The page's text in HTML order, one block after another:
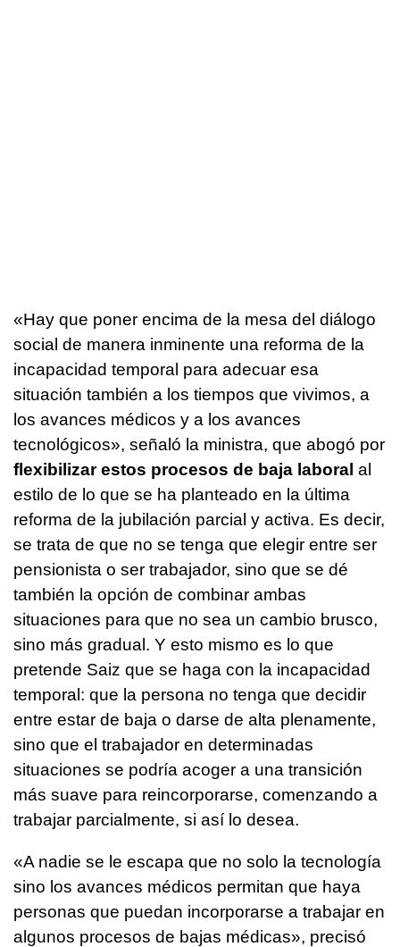
«Hay que poner encima de la mesa del diálogo
social de manera inminente una reforma de la
incapacidad temporal para adecuar esa
situación también a los tiempos que vivimos, a
los avances médicos y a los avances
tecnológicos», señaló la ministra, que abogó por
flexibilizar estos procesos de baja laboral al
estilo de lo que se ha planteado en la última
reforma de la jubilación parcial y activa. Es decir,
se trata de que no se tenga que elegir entre ser
pensionista o ser trabajador, sino que se dé
también la opción de combinar ambas
situaciones para que no sea un cambio brusco,
sino más gradual. Y esto mismo es lo que
pretende Saiz que se haga con la incapacidad
temporal: que la persona no tenga que decidir
entre estar de baja o darse de alta plenamente,
sino que el trabajador en determinadas
situaciones se podría acoger a una transición
más suave para reincorporarse, comenzando a
trabajar parcialmente, si así lo desea.
«A nadie se le escapa que no solo la tecnología
sino los avances médicos permitan que haya
personas que puedan incorporarse a trabajar en
algunos procesos de bajas médicas», precisó